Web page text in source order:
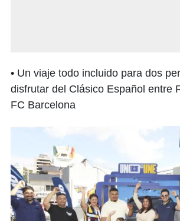
• Un viaje todo incluido para dos
disfrutar del Clásico Español entre
FC Barcelona